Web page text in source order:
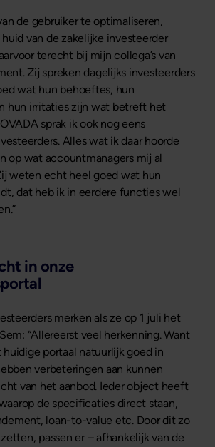
de gebruiker te optimaliseren,
van de zakelijke investeerder
terecht bij mijn collega’s van
Zij spreken dagelijks investeerders
wat hun behoeftes, hun
hun irritaties zijn wat betreft het
sprak ik ook nog eens
Alles wat ik daar hoorde
op wat accountmanagers mij al
weten echt heel goed wat hun
dat heb ik in eerdere functies wel
in onze
merken als ze op 1 juli het
“Allereerst veel herkenning. Want
huidige portaal natuurlijk goed in
verbeteringen aan kunnen
van het aanbod. Ieder object heeft
waarop de specificaties direct staan,
loan-to-value etc. Door dit zo
passen er – afhankelijk van de